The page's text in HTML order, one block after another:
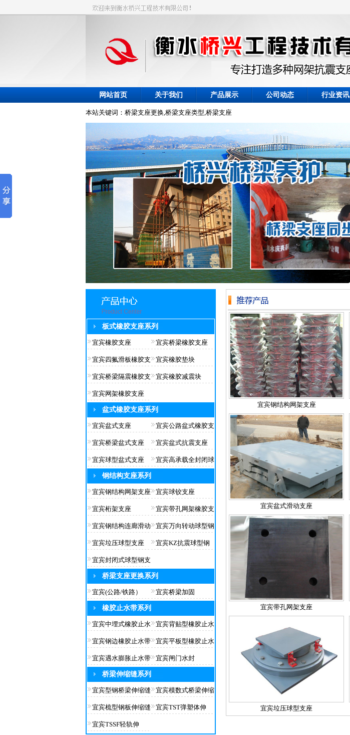
网站首页 关于我们 产品展示 公司动态 行业资讯
本站关键词：桥梁支座更换,桥梁支座类型,桥梁支座
板式橡胶支座系列
宜宾橡胶支座 宜宾桥梁橡胶支座
宜宾四氟滑板橡胶支 宜宾橡胶垫块
宜宾桥梁隔震橡胶支 宜宾橡胶减震块
宜宾网架橡胶支座
盆式橡胶支座系列
宜宾盆式支座 宜宾公路盆式橡胶支
宜宾桥梁盆式支座 宜宾盆式抗震支座
宜宾球型盆式支座 宜宾高承载全封闭球
钢结构支座系列
宜宾钢结构网架支座 宜宾球铰支座
宜宾桁架支座 宜宾带孔网架橡胶支
宜宾钢结构连廊滑动 宜宾万向转动球型钢
宜宾垃压球型支座 宜宾KZ抗震球型钢
宜宾封闭式球型钢支
桥梁支座更换系列
宜宾(公路/铁路） 宜宾桥梁加固
橡胶止水带系列
宜宾中埋式橡胶止水 宜宾背贴型橡胶止水
宜宾钢边橡胶止水带 宜宾平板型橡胶止水
宜宾遇水膨胀止水带 宜宾闸门水封
桥梁伸缩缝系列
宜宾型钢桥梁伸缩缝 宜宾模数式桥梁伸缩
宜宾梳型钢板伸缩缝 宜宾TST弹塑体伸
宜宾TSSF轻轨伸
宜宾钢结构网架支座
宜宾盆式滑动支座
宜宾带孔网架支座
宜宾垃压球型支座